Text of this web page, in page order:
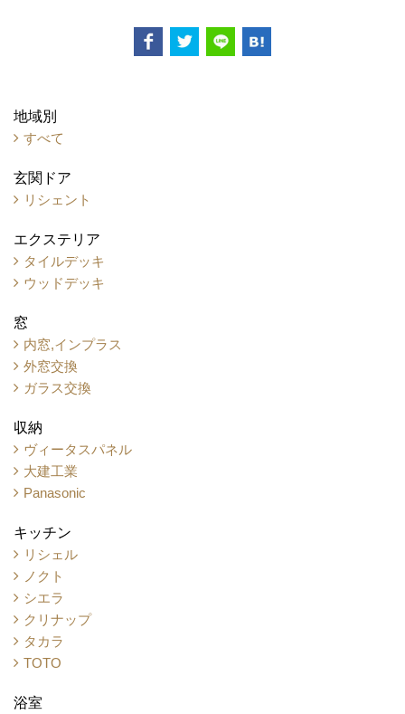
地域別
すべて
玄関ドア
リシェント
エクステリア
タイルデッキ
ウッドデッキ
窓
内窓,インプラス
外窓交換
ガラス交換
収納
ヴィータスパネル
大建工業
Panasonic
キッチン
リシェル
ノクト
シエラ
クリナップ
タカラ
TOTO
浴室